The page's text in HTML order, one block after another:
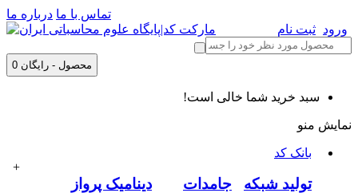
تماس با ما درباره ما
ورود ثبت نام
0 محصول - رایگان
سبد خرید شما خالی است!
نمایش منو
بانک کد
تولید شبکه جامدات دینامیک پرواز
+